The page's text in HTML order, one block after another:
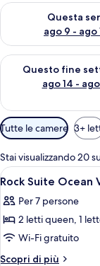
Questa
ago 9 - ago
Verifica la
Questo fine
ago 14 - ago
Verifica la
Filtri
disponibili
per
le
camere
Tutte le camere 3+
Stai visualizzando 20
Apri
tutte
le
foto
per
Rock
15
Rock Suite Ocean
Per 7 persone
2 letti queen, 1
Wi-Fi gratuito
Scopri di più
Altri